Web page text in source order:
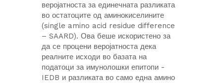
веројатноста за единечната разликата
во остатоците од аминокиселините
(single amino acid residue difference
– SAARD). Ова беше искористено за
да се процени веројатноста дека
реалните исходи во базата на
податоци за имунолошки епитопи -
IEDB и разликата во само една амино